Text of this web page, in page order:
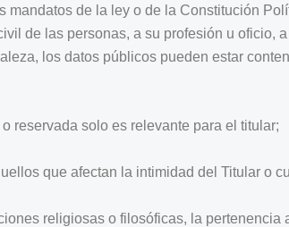
de la ley o de la Constitución
de las personas, a su profesión u oficio,
los datos públicos pueden estar
reservada solo es relevante para el titular;
que afectan la intimidad del Titular o
religiosas o filosóficas, la